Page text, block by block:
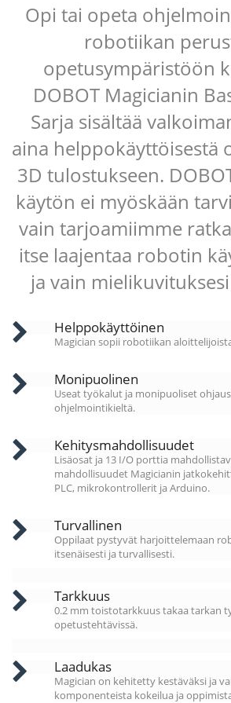
Opi tai opeta
robotiikan
opetusympäristöön
DOBOT Magicianin
Sarja sisältää
aina helppokäyttöisestä
3D tulostukseen.
käytön ei myöskään
vain tarjoamiimme
itse laajentaa robotin
ja vain
Helppokäyttöinen
Magician sopii robotiikan
Monipuolinen
Useat työkalut ja monipuoliset
ohjelmointikieltä.
Kehitysmahdollisuudet
Lisäosat ja 13 I/O porttia
mahdollisuudet Magicianin
PLC, mikrokontrollerit ja Arduino.
Turvallinen
Oppilaat pystyvät harjoittelemaan
itsenäisesti ja turvallisesti.
Tarkkuus
0.2 mm toistotarkkuus takaa tarkan
opetustehtävissä.
Laadukas
Magician on kehitetty kestäväksi ja
komponenteista kokeilua ja